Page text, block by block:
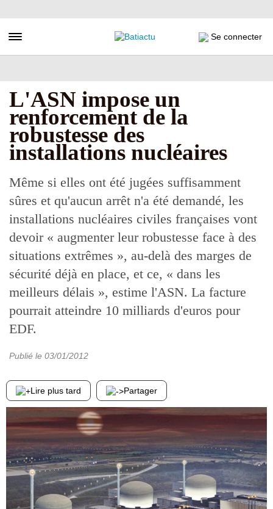
au
principal
Toggle navigation Se connecter
L'ASN impose un
renforcement de la
robustesse des
installations nucléaires
Même si elles ont été jugées suffisamment
sûres et qu'aucun arrêt n'a été demandé, les
installations nucléaires civiles françaises vont
devoir « augmenter leur robustesse face à des
situations extrêmes », au-delà des marges de
sécurité déjà en place, et ce, « dans les
meilleurs délais », estime l'ASN. La facture
pourrait atteindre 10 milliards d'euros pour
EDF.
Publié le 03/01/2012
Lire plus tard Partager